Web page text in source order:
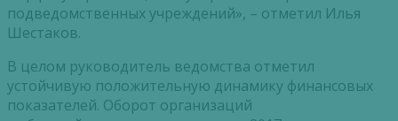
подведомственных учреждений», – отметил Илья
Шестаков.
В целом руководитель ведомства отметил
устойчивую положительную динамику финансовых
показателей. Оборот организаций